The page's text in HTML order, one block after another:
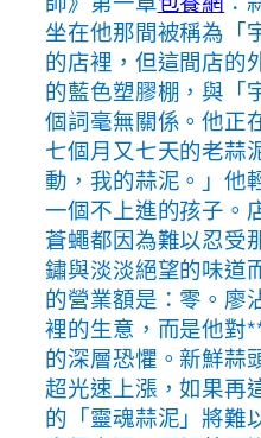
坐在他那間被稱為「
的店裡，但這間店的
的藍色塑膠棚，與「
個詞毫無關係。他正
七個月又七天的老蒜
動，我的蒜泥。」他
一個不上進的孩子。
蒼蠅都因為難以忍受
鏽與淡淡絕望的味道
的營業額是：零。廖
裡的生意，而是他對
的深層恐懼。新鮮蒜
超光速上漲，如果再
的「靈魂蒜泥」將難